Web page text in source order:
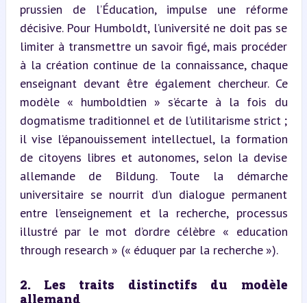
prussien de l’Éducation, impulse une réforme
décisive. Pour Humboldt, l’université ne doit pas se
limiter à transmettre un savoir figé, mais procéder
à la création continue de la connaissance, chaque
enseignant devant être également chercheur. Ce
modèle « humboldtien » s’écarte à la fois du
dogmatisme traditionnel et de l’utilitarisme strict ;
il vise l’épanouissement intellectuel, la formation
de citoyens libres et autonomes, selon la devise
allemande de Bildung. Toute la démarche
universitaire se nourrit d’un dialogue permanent
entre l’enseignement et la recherche, processus
illustré par le mot d’ordre célèbre « education
through research » (« éduquer par la recherche »).
2. Les traits distinctifs du modèle
allemand